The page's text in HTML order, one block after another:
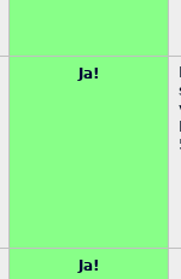
Ja!
Ja!